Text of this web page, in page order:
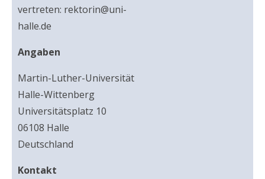
vertreten: rektorin@uni-
halle.de
Angaben
Martin-Luther-Universität
Halle-Wittenberg
Universitätsplatz 10
06108 Halle
Deutschland
Kontakt